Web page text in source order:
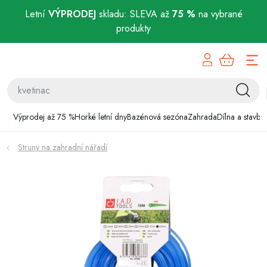
Letní VÝPRODEJskladu: SLEVA až 75 % na vybrané
produkty
Výprodej až 75 %Horké letní dnyBazénová sezónaZahradaDílna a stavba
Bazénová sezóna
Zahrada
Chovatelské potřeby
Struny na zahradní nářadí